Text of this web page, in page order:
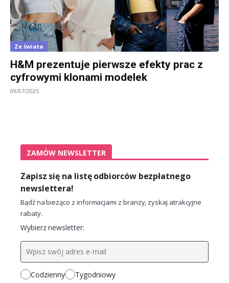
Ze świata
H&M prezentuje pierwsze efekty prac z
cyfrowymi klonami modelek
09/07/2025
ZAMÓW NEWSLETTER
Zapisz się na listę odbiorców bezpłatnego
newslettera!
Bądź na bieżąco z informacjami z branży, zyskaj atrakcyjne
rabaty.
Wybierz newsletter:
Codzienny Tygodniowy